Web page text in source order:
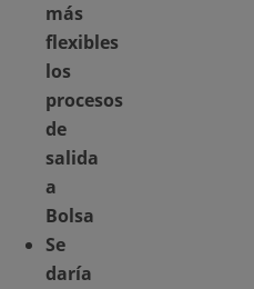
más
flexibles
los
procesos
de
salida
a
Bolsa
Se
daría